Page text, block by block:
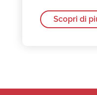
Scopri di